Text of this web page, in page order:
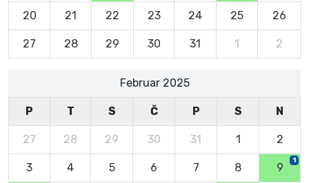
20 21 22 23 24 25 26
27 28 29 30 31 1 2
Februar 2025
P T S Č P S N
27 28 29 30 31 1 2
3 4 5 6 7 8 9
1